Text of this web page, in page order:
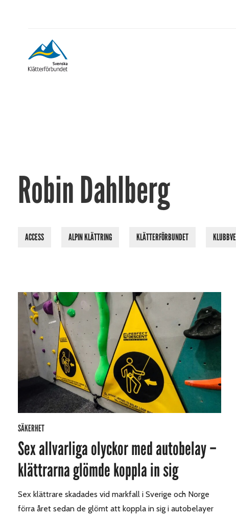
Robin Dahlberg
ACCESS ALPIN KLÄTTRING KLÄTTERFÖRBUNDET
SÄKERHET
Sex allvarliga olyckor med autobelay –
klättrarna glömde koppla in sig
Sex klättrare skadades vid markfall i Sverige och Norge
förra året sedan de glömt att koppla in sig i autobelayer